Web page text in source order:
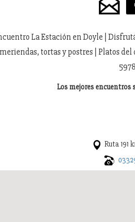
La Estación en Doyle |
tortas y postres | Platos
Los mejores encuentros
Ruta 191